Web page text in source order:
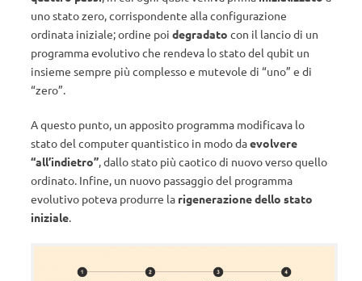
uno stato zero, corrispondente alla configurazione
ordinata iniziale; ordine poi degradato con il lancio di un
programma evolutivo che rendeva lo stato del qubit un
insieme sempre più complesso e mutevole di “uno” e di
“zero”.
A questo punto, un apposito programma modificava lo
stato del computer quantistico in modo daevolvere
“all’indietro”, dallo stato più caotico di nuovo verso quello
ordinato. Infine, un nuovo passaggio del programma
evolutivo poteva produrre la rigenerazione dello stato
iniziale.